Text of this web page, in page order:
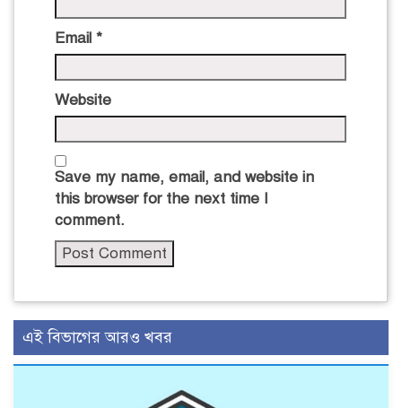
Email *
Website
Save my name, email, and website in
this browser for the next time I
comment.
এই বিভাগের আরও খবর